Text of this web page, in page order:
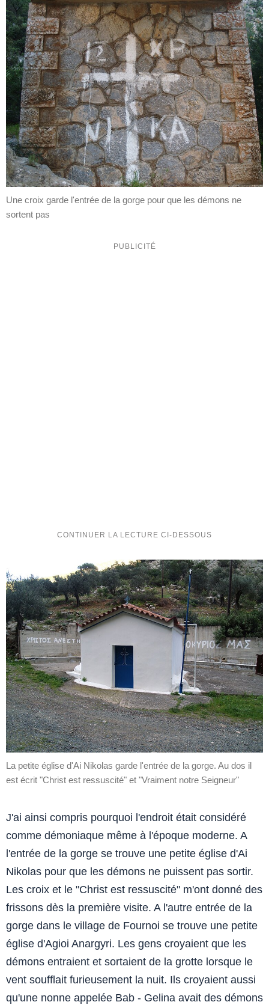
Une croix garde l'entrée de la gorge pour que les démons ne
sortent pas
La petite église d'Ai Nikolas garde l'entrée de la gorge. Au dos il
est écrit "Christ est ressuscité" et "Vraiment notre Seigneur"
J'ai ainsi compris pourquoi l'endroit était considéré
comme démoniaque même à l'époque moderne. A
l'entrée de la gorge se trouve une petite église d'Ai
Nikolas pour que les démons ne puissent pas sortir.
Les croix et le "Christ est ressuscité" m'ont donné des
frissons dès la première visite. A l'autre entrée de la
gorge dans le village de Fournoi se trouve une petite
église d'Agioi Anargyri. Les gens croyaient que les
démons entraient et sortaient de la grotte lorsque le
vent soufflait furieusement la nuit. Ils croyaient aussi
qu'une nonne appelée Bab - Gelina avait des démons